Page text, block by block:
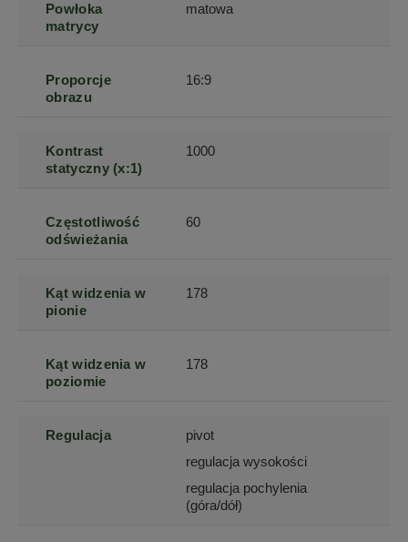
Powłoka
matrycy
matowa
Proporcje
obrazu
16:9
Kontrast
statyczny (x:1)
1000
Częstotliwość
odświeżania
60
Kąt widzenia w
pionie
178
Kąt widzenia w
poziomie
178
Regulacja
pivot
regulacja wysokości
regulacja pochylenia
(góra/dół)